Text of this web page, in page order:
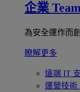
企業
為安全運作而
瞭解更多
遠端 IT
運營技術